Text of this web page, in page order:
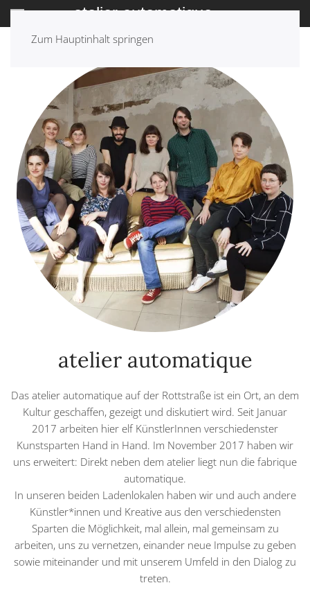
Zum Hauptinhalt springen
atelier automatique
Das atelier automatique auf der Rottstraße ist ein Ort, an dem
Kultur geschaffen, gezeigt und diskutiert wird. Seit Januar
2017 arbeiten hier elf KünstlerInnen verschiedenster
Kunstsparten Hand in Hand. Im November 2017 haben wir
uns erweitert: Direkt neben dem atelier liegt nun die fabrique
automatique.
In unseren beiden Ladenlokalen haben wir und auch andere
Künstler*innen und Kreative aus den verschiedensten
Sparten die Möglichkeit, mal allein, mal gemeinsam zu
arbeiten, uns zu vernetzen, einander neue Impulse zu geben
sowie miteinander und mit unserem Umfeld in den Dialog zu
treten.